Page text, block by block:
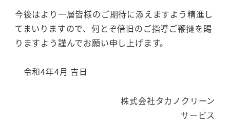
今後はより一層皆様のご期待に添えますよう精進し
てまいりますので、何とぞ倍旧のご指導ご鞭撻を賜
りますよう謹んでお願い申し上げます。
令和4年4月 吉日
株式会社タカノクリーン
サービス